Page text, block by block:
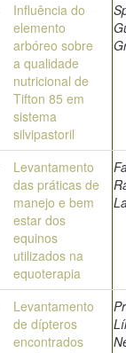
Influência do
elemento
arbóreo sobre
a qualidade
nutricional de
Tifton 85 em
sistema
silvipastoril
Levantamento
das práticas de
manejo e bem
estar dos
equinos
utilizados na
equoterapia
Levantamento
de dípteros
encontrados